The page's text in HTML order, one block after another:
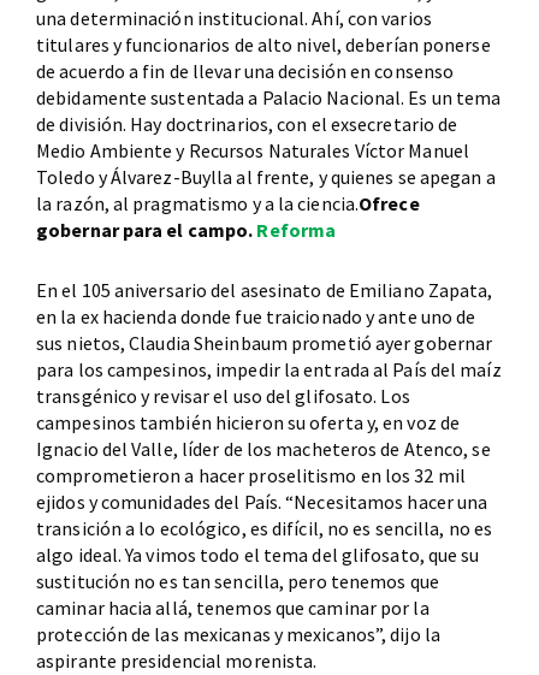
una determinación institucional. Ahí, con varios
titulares y funcionarios de alto nivel, deberían ponerse
de acuerdo a fin de llevar una decisión en consenso
debidamente sustentada a Palacio Nacional. Es un tema
de división. Hay doctrinarios, con el exsecretario de
Medio Ambiente y Recursos Naturales Víctor Manuel
Toledo y Álvarez-Buylla al frente, y quienes se apegan a
la razón, al pragmatismo y a la ciencia.Ofrece
gobernar para el campo. Reforma
En el 105 aniversario del asesinato de Emiliano Zapata,
en la ex hacienda donde fue traicionado y ante uno de
sus nietos, Claudia Sheinbaum prometió ayer gobernar
para los campesinos, impedir la entrada al País del maíz
transgénico y revisar el uso del glifosato. Los
campesinos también hicieron su oferta y, en voz de
Ignacio del Valle, líder de los macheteros de Atenco, se
comprometieron a hacer proselitismo en los 32 mil
ejidos y comunidades del País. “Necesitamos hacer una
transición a lo ecológico, es difícil, no es sencilla, no es
algo ideal. Ya vimos todo el tema del glifosato, que su
sustitución no es tan sencilla, pero tenemos que
caminar hacia allá, tenemos que caminar por la
protección de las mexicanas y mexicanos”, dijo la
aspirante presidencial morenista.